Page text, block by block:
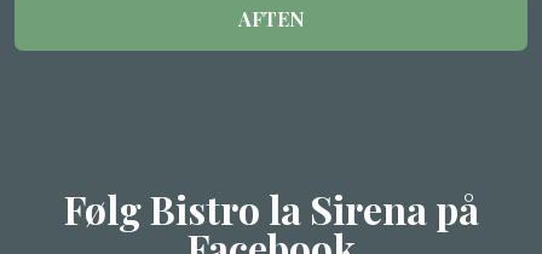
AFTEN
​Følg Bistro la Sirena på